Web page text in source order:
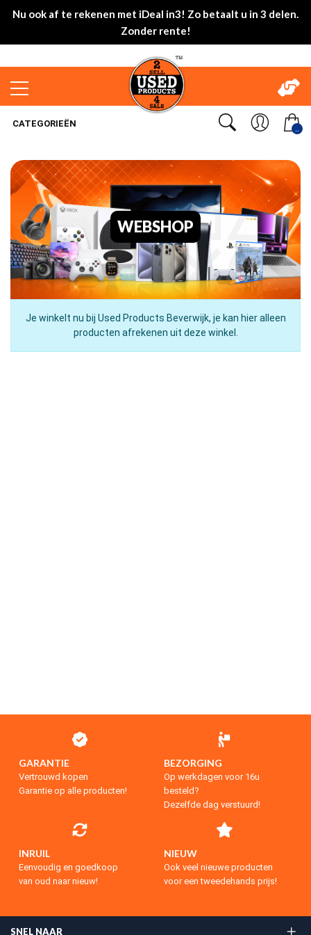
Nu ook af te rekenen met iDeal in3! Zo betaalt u in 3 delen.
Zonder rente!
..
CATEGORIEËN
WEBSHOP
Je winkelt nu bij Used Products Beverwijk, je kan hier alleen
producten afrekenen uit deze winkel.
GARANTIE
Vertrouwd kopen
Garantie op alle producten!
BEZORGING
Op werkdagen voor 16u
besteld?
Dezelfde dag verstuurd!
INRUIL
Eenvoudig en goedkoop
van oud naar nieuw!
NIEUW
Ook veel nieuwe producten
voor een tweedehands prijs!
SNEL NAAR